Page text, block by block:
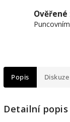
Popis Diskuze
Detailní